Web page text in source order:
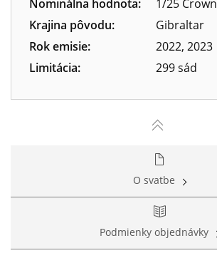
Nominálna hodnota:
1/25 Crown
Krajina pôvodu:
Gibraltar
Rok emisie:
2022, 2023
Limitácia:
299 sád
O svatbe
Podmienky objednávky